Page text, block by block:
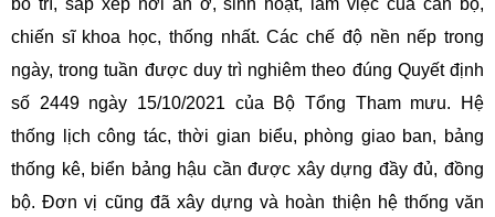
chiến sĩ khoa học, thống nhất. Các chế độ nền nếp trong
ngày, trong tuần được duy trì nghiêm theo đúng Quyết định
số 2449 ngày 15/10/2021 của Bộ Tổng Tham mưu. Hệ
thống lịch công tác, thời gian biểu, phòng giao ban, bảng
thống kê, biển bảng hậu cần được xây dựng đầy đủ, đồng
bộ. Đơn vị cũng đã xây dựng và hoàn thiện hệ thống văn